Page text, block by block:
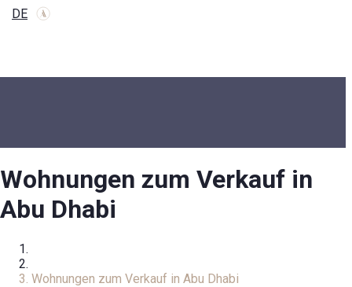
DE
Wohnungen zum Verkauf in
Abu Dhabi
Wohnungen zum Verkauf in Abu Dhabi